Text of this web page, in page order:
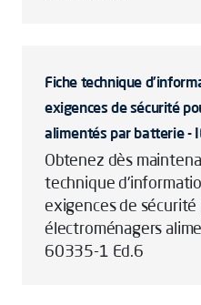
Fiche technique
exigences de sécurité
alimentés par batterie -
Obtenez dès
technique
exigences de sécurité
électroménagers
60335-1 Ed.6